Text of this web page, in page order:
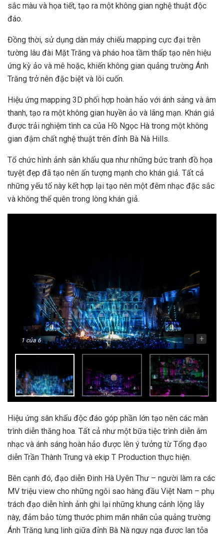
sắc màu và họa tiết, tạo ra một không gian nghệ thuật độc
đáo.
Đồng thời, sử dụng dàn máy chiếu mapping cực đại trên
tường lâu đài Mặt Trăng và pháo hoa tầm thấp tạo nên hiệu
ứng kỳ ảo và mê hoặc, khiến không gian quảng trường Ánh
Trăng trở nên đặc biệt và lôi cuốn.
Hiệu ứng mapping 3D phối hợp hoàn hảo với ánh sáng và âm
thanh, tạo ra một không gian huyền ảo và lãng mạn. Khán giả
được trải nghiệm tình ca của Hồ Ngọc Hà trong một không
gian đậm chất nghệ thuật trên đỉnh Bà Nà Hills.
Tổ chức hình ảnh sân khấu qua như những bức tranh đồ họa
tuyệt đẹp đã tạo nên ấn tượng mạnh cho khán giả. Tất cả
những yếu tố này kết hợp lại tạo nên một đêm nhạc đặc sắc
và không thể quên trong lòng khán giả.
1của 6 - +
Hiệu ứng sân khấu độc đáo góp phần lớn tạo nên các màn
trình diễn thăng hoa. Tất cả như một bữa tiệc trình diễn âm
nhạc và ánh sáng hoàn hảo được lên ý tưởng từ Tổng đạo
diễn Trần Thành Trung và ekip T Production thực hiện.
Bên cạnh đó, đạo diễn Đinh Hà Uyên Thư – người làm ra các
MV triệu view cho những ngôi sao hàng đầu Việt Nam – phụ
trách đạo diễn hình ảnh ghi lại những khung cảnh lộng lẫy
này, đảm bảo từng thước phim mãn nhãn của quảng trường
Ánh Trăng lung linh giữa đỉnh Bà Nà nguy nga được lan tỏa